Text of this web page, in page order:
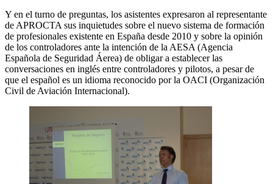
Y en el turno de preguntas, los asistentes expresaron al representante
de APROCTA sus inquietudes sobre el nuevo sistema de formación
de profesionales existente en España desde 2010 y sobre la opinión
de los controladores ante la intención de la AESA (Agencia
Española de Seguridad Áerea) de obligar a establecer las
conversaciones en inglés entre controladores y pilotos, a pesar de
que el español es un idioma reconocido por la OACI (Organización
Civil de Aviación Internacional).